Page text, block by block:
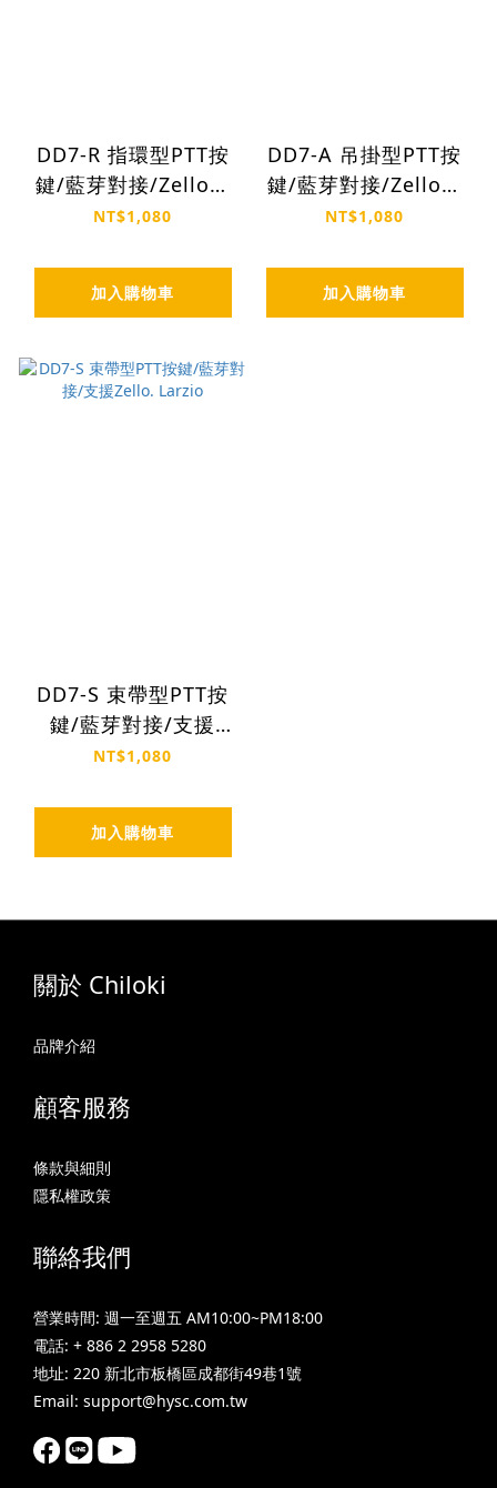
DD7-R 指環型PTT按
鍵/藍芽對接/Zello專
用
NT$1,080
加入購物車
DD7-A 吊掛型PTT按
鍵/藍芽對接/Zello專
用
NT$1,080
加入購物車
DD7-S 束帶型PTT按
鍵/藍芽對接/支援
Zello. Larzio
NT$1,080
加入購物車
關於 Chiloki
品牌介紹
顧客服務
條款與細則
隱私權政策
聯絡我們
營業時間: 週一至週五 AM10:00~PM18:00
電話: + 886 2 2958 5280
地址: 220 新北市板橋區成都街49巷1號
Email: support@hysc.com.tw